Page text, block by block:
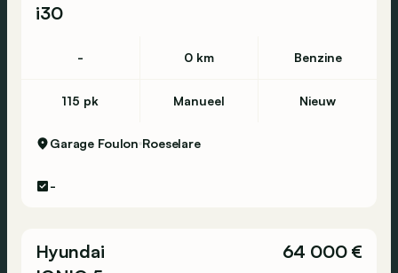
i30
- 0 km Benzine
115 pk Manueel Nieuw
Garage Foulon Roeselare
-
Hyundai
64 000 €